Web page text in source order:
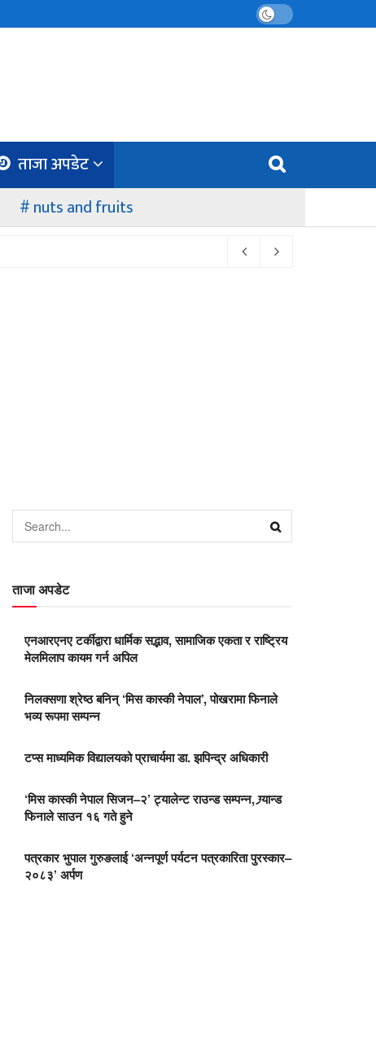
ताजा अपडेट
nuts and fruits
ताजा अपडेट
एनआरएनए टर्कीद्वारा धार्मिक सद्भाव, सामाजिक एकता र राष्ट्रिय
मेलमिलाप कायम गर्न अपिल
निलक्सणा श्रेष्ठ बनिन् ‘मिस कास्की नेपाल’, पोखरामा फिनाले
भव्य रूपमा सम्पन्न
टप्स माध्यमिक विद्यालयको प्राचार्यमा डा. झपिन्द्र अधिकारी
‘मिस कास्की नेपाल सिजन–२’ ट्यालेन्ट राउन्ड सम्पन्न, ग्र्यान्ड
फिनाले साउन १६ गते हुने
पत्रकार भुपाल गुरुङलाई ‘अन्नपूर्ण पर्यटन पत्रकारिता पुरस्कार–
२०८३’ अर्पण